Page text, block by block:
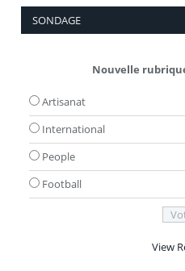
SONDAGE
Nouvelle
Artisanat
International
People
Football
View